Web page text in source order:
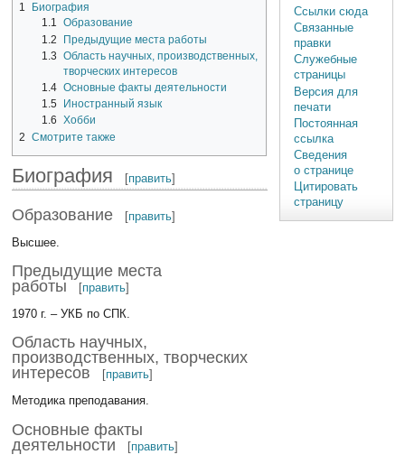
1
Биография
1.1 Образование
1.2
Предыдущие места работы
1.3 Область научных, производственных,
творческих интересов
1.4 Основные факты деятельности
1.5
Иностранный язык
1.6 Хобби
2
Смотрите также
Биография [править]
Образование [править]
Высшее.
Предыдущие места
работы
[править]
1970 г. – УКБ по СПК.
Область научных,
производственных, творческих
интересов
[править]
Методика преподавания.
Основные факты
деятельности
[править]
Ссылки сюда
Связанные
правки
Служебные
страницы
Версия для
печати
Постоянная
ссылка
Сведения
о странице
Цитировать
страницу